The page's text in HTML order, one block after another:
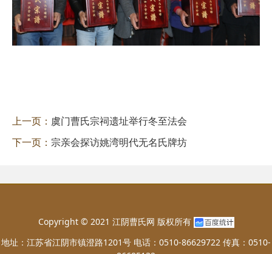
上一页： 虞门曹氏宗祠遗址举行冬至法会
下一页： 宗亲会探访姚湾明代无名氏牌坊
Copyright © 2021 江阴曹氏网 版权所有
地址：江苏省江阴市镇澄路1201号 电话：0510-86629722 传真：0510-